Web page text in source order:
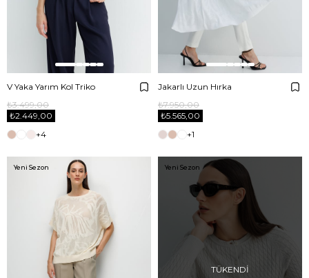
V Yaka Yarım Kol Triko
₺2.449,00
₺3.499,00
+4
Jakarlı Uzun Hırka
₺5.565,00
₺7.950,00
+1
Yeni Sezon
TÜKENDI
Yeni Sezon